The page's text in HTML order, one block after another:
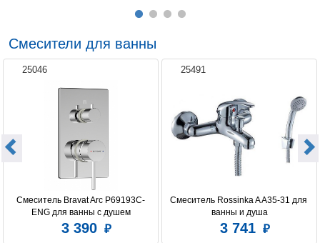
Смесители для ванны
25046
Смеситель Bravat Arc P69193C-
ENG для ванны с душем
3 390
25491
Смеситель Rossinka A A35-31 для
ванны и душа
3 741